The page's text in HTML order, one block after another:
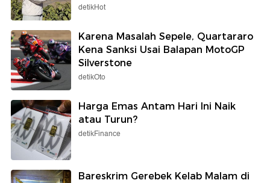
detikHot
Karena Masalah Sepele, Quartararo
Kena Sanksi Usai Balapan MotoGP
Silverstone
detikOto
Harga Emas Antam Hari Ini Naik
atau Turun?
detikFinance
Bareskrim Gerebek Kelab Malam di